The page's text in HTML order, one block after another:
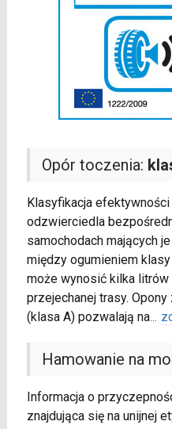
Opór toczenia:
Klasyfikacja
odzwierciedla
samochodach mających
między ogumieniem
może wynosić kilka
przejechanej trasy.
(klasa A) pozwalają na...
Hamowanie na
Informacja o
znajdująca się na unijnej